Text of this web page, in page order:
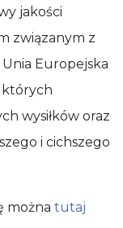
jakości
związanym z
Europejska
których
wysiłków oraz
i cichszego
można tutaj